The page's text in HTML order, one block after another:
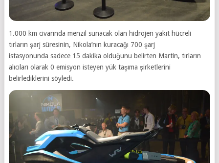
1.000 km civarında menzil sunacak olan hidrojen yakıt hücreli
tırların şarj süresinin, Nikola’nın kuracağı 700 şarj
istasyonunda sadece 15 dakika olduğunu belirten Martin, tırların
alıcıları olarak 0 emisyon isteyen yük taşıma şirketlerini
belirlediklerini söyledi.